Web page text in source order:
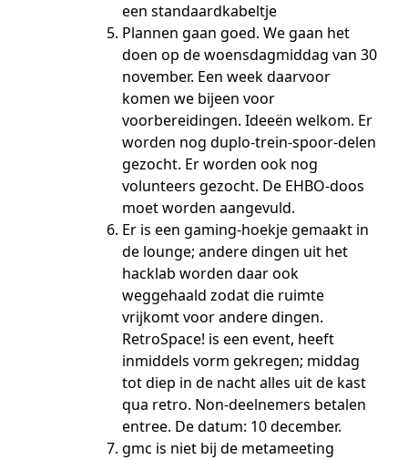
een standaardkabeltje
Plannen gaan goed. We gaan het
doen op de woensdagmiddag van 30
november. Een week daarvoor
komen we bijeen voor
voorbereidingen. Ideeën welkom. Er
worden nog duplo-trein-spoor-delen
gezocht. Er worden ook nog
volunteers gezocht. De EHBO-doos
moet worden aangevuld.
Er is een gaming-hoekje gemaakt in
de lounge; andere dingen uit het
hacklab worden daar ook
weggehaald zodat die ruimte
vrijkomt voor andere dingen.
RetroSpace! is een event, heeft
inmiddels vorm gekregen; middag
tot diep in de nacht alles uit de kast
qua retro. Non-deelnemers betalen
entree. De datum: 10 december.
gmc is niet bij de metameeting